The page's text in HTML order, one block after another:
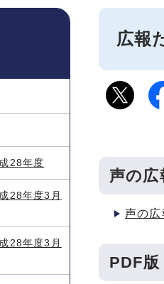
広報
声の広
声の
PDF版
28年度
28年度3月
28年度3月